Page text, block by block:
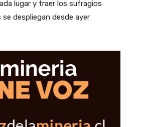
lugar y traer los sufragios
despliegan desde ayer